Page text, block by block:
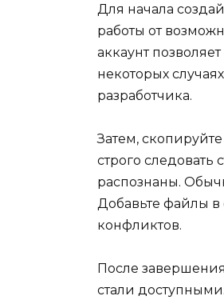
Для начала
работы от
аккаунт
некоторых
разработчика.
Затем,
строго
распознаны.
Добавьте файлы в
конфликтов.
После
стали